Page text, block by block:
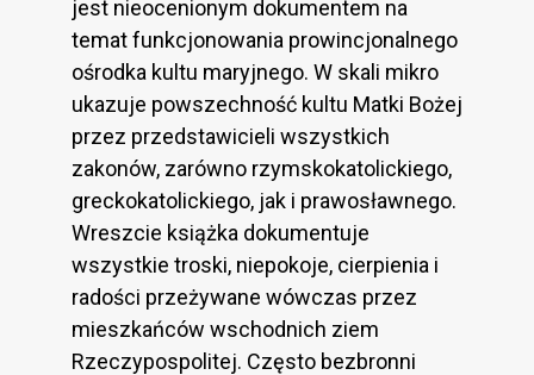
jest nieocenionym dokumentem na
temat funkcjonowania prowincjonalnego
ośrodka kultu maryjnego. W skali mikro
ukazuje powszechność kultu Matki Bożej
przez przedstawicieli wszystkich
zakonów, zarówno rzymskokatolickiego,
greckokatolickiego, jak i prawosławnego.
Wreszcie książka dokumentuje
wszystkie troski, niepokoje, cierpienia i
radości przeżywane wówczas przez
mieszkańców wschodnich ziem
Rzeczypospolitej. Często bezbronni